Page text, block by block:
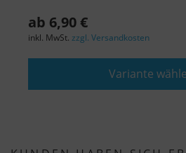
ab 6,90 €
inkl. MwSt. zzgl. Versandkosten
Variante